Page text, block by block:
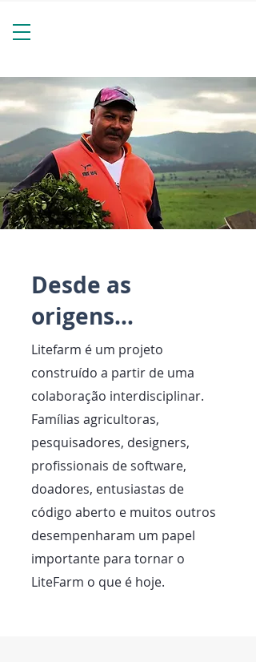
Desde as
origens…
Litefarm é um projeto
construído a partir de uma
colaboração interdisciplinar.
Famílias agricultoras,
pesquisadores, designers,
profissionais de software,
doadores, entusiastas de
código aberto e muitos outros
desempenharam um papel
importante para tornar o
LiteFarm o que é hoje.